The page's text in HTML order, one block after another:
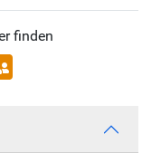
finden